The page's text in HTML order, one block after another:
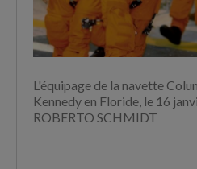
L'équipage de la navette
Kennedy en Floride, le 16
ROBERTO SCHMIDT